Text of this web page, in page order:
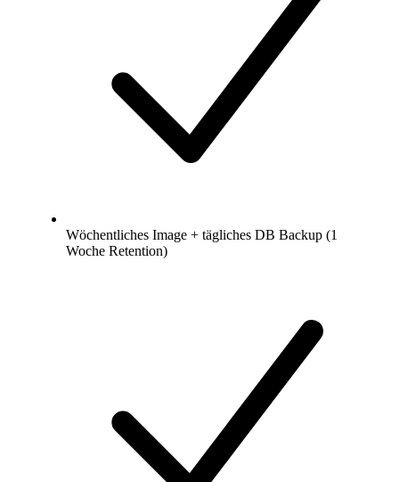
Wöchentliches Image + tägliches DB Backup (1
Woche Retention)